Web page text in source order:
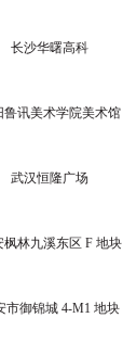
长沙华曙高科
鲁讯美术学院美术馆
武汉恒隆广场
枫林九溪东区 F 地块
市御锦城 4-M1 地块